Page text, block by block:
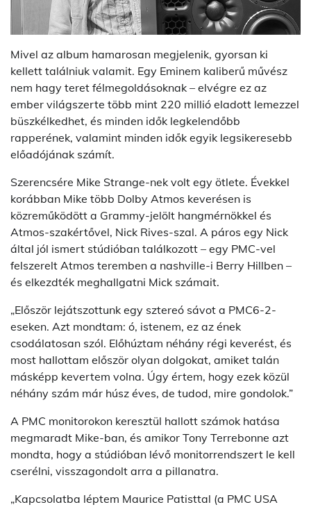
Mivel az album hamarosan megjelenik, gyorsan ki
kellett találniuk valamit. Egy Eminem kaliberű művész
nem hagy teret félmegoldásoknak – elvégre ez az
ember világszerte több mint 220 millió eladott lemezzel
büszkélkedhet, és minden idők legkelendőbb
rapperének, valamint minden idők egyik legsikeresebb
előadójának számít.
Szerencsére Mike Strange-nek volt egy ötlete. Évekkel
korábban Mike több Dolby Atmos keverésen is
közreműködött a Grammy-jelölt hangmérnökkel és
Atmos-szakértővel, Nick Rives-szal. A páros egy Nick
által jól ismert stúdióban találkozott – egy PMC-vel
felszerelt Atmos teremben a nashville-i Berry Hillben –
és elkezdték meghallgatni Mick számait.
„Először lejátszottunk egy sztereó sávot a PMC6-2-
eseken. Azt mondtam: ó, istenem, ez az ének
csodálatosan szól. Előhúztam néhány régi keverést, és
most hallottam először olyan dolgokat, amiket talán
másképp kevertem volna. Úgy értem, hogy ezek közül
néhány szám már húsz éves, de tudod, mire gondolok.”
A PMC monitorokon keresztül hallott számok hatása
megmaradt Mike-ban, és amikor Tony Terrebonne azt
mondta, hogy a stúdióban lévő monitorrendszert le kell
cserélni, visszagondolt arra a pillanatra.
„Kapcsolatba léptem Maurice Patisttal (a PMC USA